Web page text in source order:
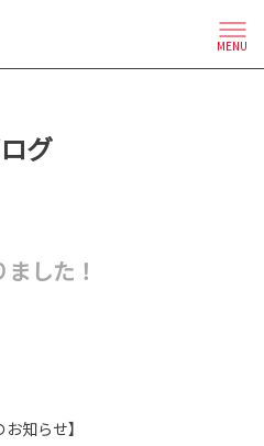
MENU
グ
した！
知らせ】